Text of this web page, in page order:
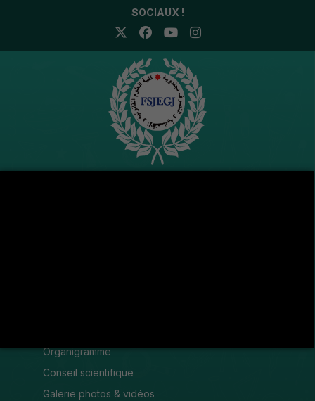
SOCIAUX !
Organigramme
Conseil scientifique
Galerie photos & vidéos